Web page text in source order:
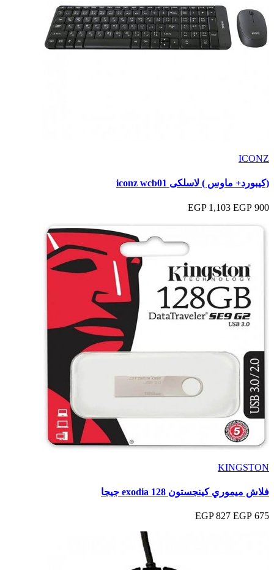
ICONZ
(كيبورد+ ماوس ) لاسلكى iconz wcb01
900 EGP
1,103 EGP
KINGSTON
فلاش ميموري كينجستون exodia 128 جيجا
675 EGP
827 EGP